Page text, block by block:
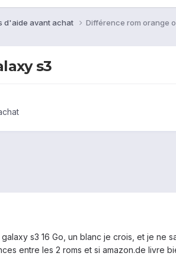
d'aide avant achat Différence rom orange
s3
s3 16 Go, un blanc je crois, et je ne
entre les 2 roms et si amazon.de livre